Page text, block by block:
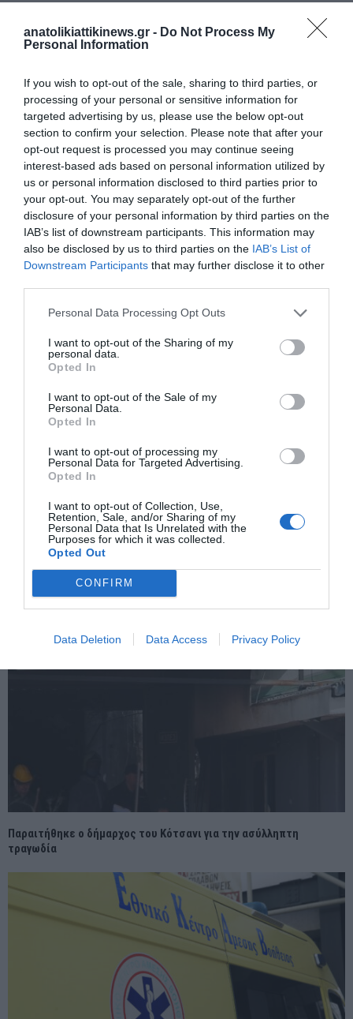
anatolikiattikinews.gr - Do Not Process My
Personal Information
If you wish to opt-out of the sale, sharing to third parties, or
processing of your personal or sensitive information for
targeted advertising by us, please use the below opt-out
section to confirm your selection. Please note that after your
opt-out request is processed you may continue seeing
interest-based ads based on personal information utilized by
us or personal information disclosed to third parties prior to
your opt-out. You may separately opt-out of the further
disclosure of your personal information by third parties on the
IAB’s list of downstream participants. This information may
also be disclosed by us to third parties on the IAB’s List of
Downstream Participants that may further disclose it to other
Personal Data Processing Opt Outs
I want to opt-out of the Sharing of my
personal data.
Opted In
I want to opt-out of the Sale of my
Personal Data.
Opted In
I want to opt-out of processing my
Personal Data for Targeted Advertising.
Opted In
I want to opt-out of Collection, Use,
Retention, Sale, and/or Sharing of my
Personal Data that Is Unrelated with the
Purposes for which it was collected.
Opted Out
CONFIRM
Data Deletion Data Access Privacy Policy
ΠΡΟΗΓΟΎΜΕΝΗ ΑΝΆΡΤΗΣΗ
Το ακριβότερο σπίτι των ΗΠΑ ψάχνει αγοραστή – Στέγασε 13
παιδιά και 84 εγγόνια
ΕΠΌΜΕΝΗ ΑΝΆΡΤΗΣΗ
UNICEF: 700.000 παιδιά στο Σουδάν κινδυνεύουν από οξύ
υποσιτισμό
Δύο τραυματίες από κατάρρευση ραφιών στο Εφετείο –
Διαμαρτυρία των Δικαστικών Υπαλλήλων
Παραιτήθηκε ο δήμαρχος του Κότσανι για την ασύλληπτη
τραγωδία